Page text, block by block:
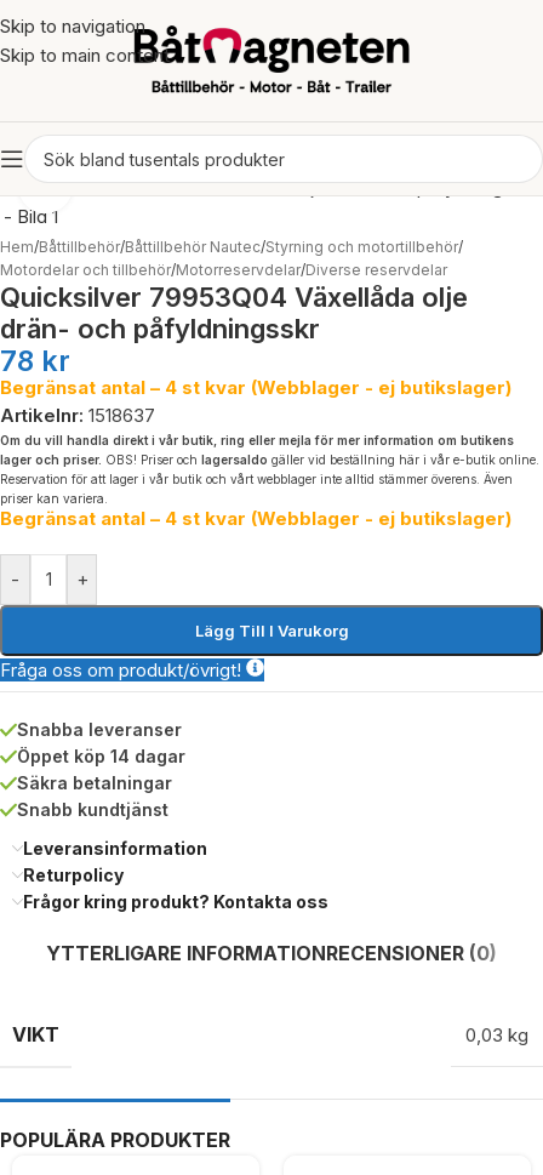
Skip to navigation
Skip to main content
Click to enlarge
Hem/Båttillbehör/Båttillbehör Nautec/Styrning och motortillbehör/
Motordelar och tillbehör/Motorreservdelar/Diverse reservdelar
Quicksilver 79953Q04 Växellåda olje
drän- och påfyldningsskr
78 kr
Begränsat antal – 4 st kvar (Webblager - ej butikslager)
Artikelnr: 1518637
Om du vill handla direkt i vår butik, ring eller mejla för mer information om butikens
lager och priser. OBS! Priser och lagersaldo gäller vid beställning här i vår e-butik online.
Reservation för att lager i vår butik och vårt webblager inte alltid stämmer överens. Även
priser kan variera.
Begränsat antal – 4 st kvar (Webblager - ej butikslager)
- +
Lägg Till I Varukorg
Fråga oss om produkt/övrigt!
Snabba leveranser
Öppet köp 14 dagar
Säkra betalningar
Snabb kundtjänst
Leveransinformation
Returpolicy
Frågor kring produkt? Kontakta oss
YTTERLIGARE INFORMATIONRECENSIONER (0)
VIKT 0,03 kg
POPULÄRA PRODUKTER